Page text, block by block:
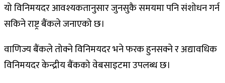
यो विनिमयदर आवश्यकतानुसार जुनसुकै समयमा पनि संशोधन गर्न
सकिने राष्ट्र बैंकले जनाएको छ।
वाणिज्य बैंकले तोक्ने विनिमयदर भने फरक हुनसक्ने र अद्यावधिक
विनिमयदर केन्द्रीय बैंकको वेबसाइटमा उपलब्ध छ।